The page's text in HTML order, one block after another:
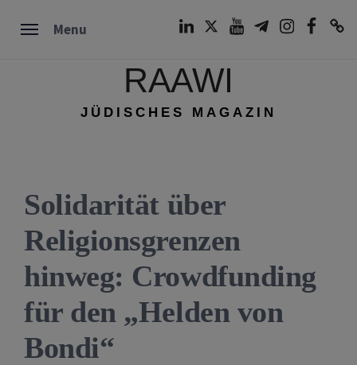
Menu
RAAWI
JÜDISCHES MAGAZIN
Solidarität über
Religionsgrenzen
hinweg: Crowdfunding
für den „Helden von
Bondi“